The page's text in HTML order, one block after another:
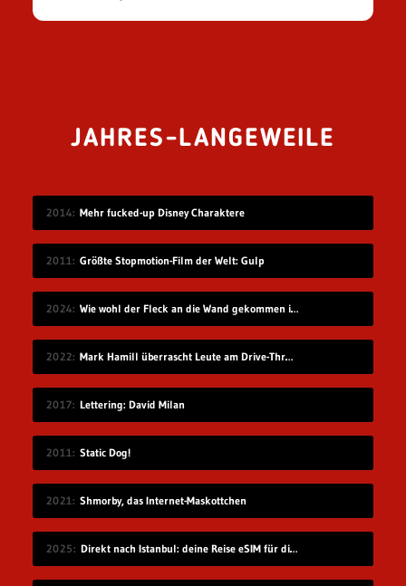
JAHRES-LANGEWEILE
2014 Mehr fucked-up Disney Charaktere
2011 Größte Stopmotion-Film der Welt: Gulp
2024 Wie wohl der Fleck an die Wand gekommen ist?
2022 Mark Hamill überrascht Leute am Drive-Thru-Schalter
2017 Lettering: David Milan
2011 Static Dog!
2021 Shmorby, das Internet-Maskottchen
2025 Direkt nach Istanbul: deine Reise eSIM für die Türkei